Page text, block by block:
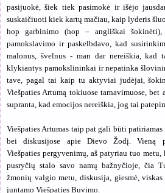
pasijuokė, šiek tiek pasimokė ir išėjo
suskaičiuoti kiek kartų mačiau, kaip lyderis
hop garbinimo (hop – angliškai
pamokslavimo ir paskelbdavo, kad
malonus, švelnus - man dar nereiškia, kad
klykiantys pamokslininkai ir nepatinka
tave, pagal tai kaip tu aktyviai judėjai,
Viešpaties Artumą tokiuose tarnavimuose, bet
supranta, kad emocijos nereiškia, jog tai
Viešpaties Artumas taip pat gali būti
bei diskusijose apie Dievo Žodį. Vieną
Viešpaties pergyvenimų, aš patyriau tuo
pusryčių stalo savo namų bažnyčioje, čia
žmonių valgio metu, diskusija, giesmė,
juntamo Viešpaties Buvimo.